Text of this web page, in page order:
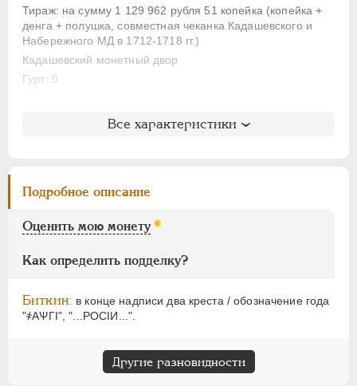
Тираж: на сумму 1 129 962 рубля 51 копейка (копейка +
денга + полушка, совместная чеканка Кадашевского и
Набережного МД в 1712-1718 гг.)
Кадашевский монетный двор
Гурт: 0
Уздеников: 2341
Семёнов: не вошла в описание
Брекке: 231 (черта, (75$)
Все характеристики
Подробное описание
Оценить мою монету
Как определить подделку?
Биткин: в конце надписи два креста / обозначение года
"҂АѰГI", "...РОСIИ...".
Другие разновидности
НИКОЛАЙ I 1826-1855
АЛЕКСАНДР II 1855-1881
АЛЕКСАНДР III 1881-1894
НИКОЛАЙ II
1768-1918